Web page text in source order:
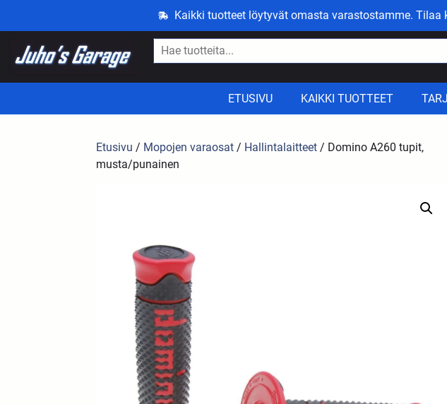
Kaikki tuotteet löytyvät omasta varastostamme.
ETUSIVU KAIKKI TUOTTEET
Etusivu / Mopojen varaosat / Hallintalaitteet / Domino A260 tupit,
musta/punainen